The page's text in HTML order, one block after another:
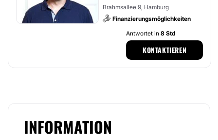
Brahmsallee 9, Hamburg
Finanzierungsmöglichkeiten
Antwortet in 8 Std
KONTAKTIEREN
INFORMATION